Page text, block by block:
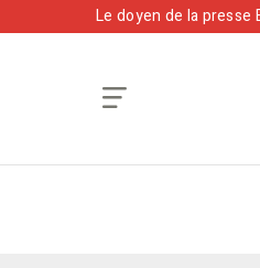
Le doyen de la presse